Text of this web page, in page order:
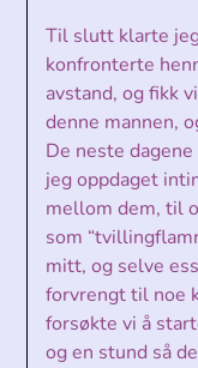
Til slutt klarte
konfronterte
avstand, og fikk
denne mannen,
De neste
jeg oppdaget
mellom dem, til
som
mitt, og selve
forvrengt til noe
forsøkte vi å
og en stund så